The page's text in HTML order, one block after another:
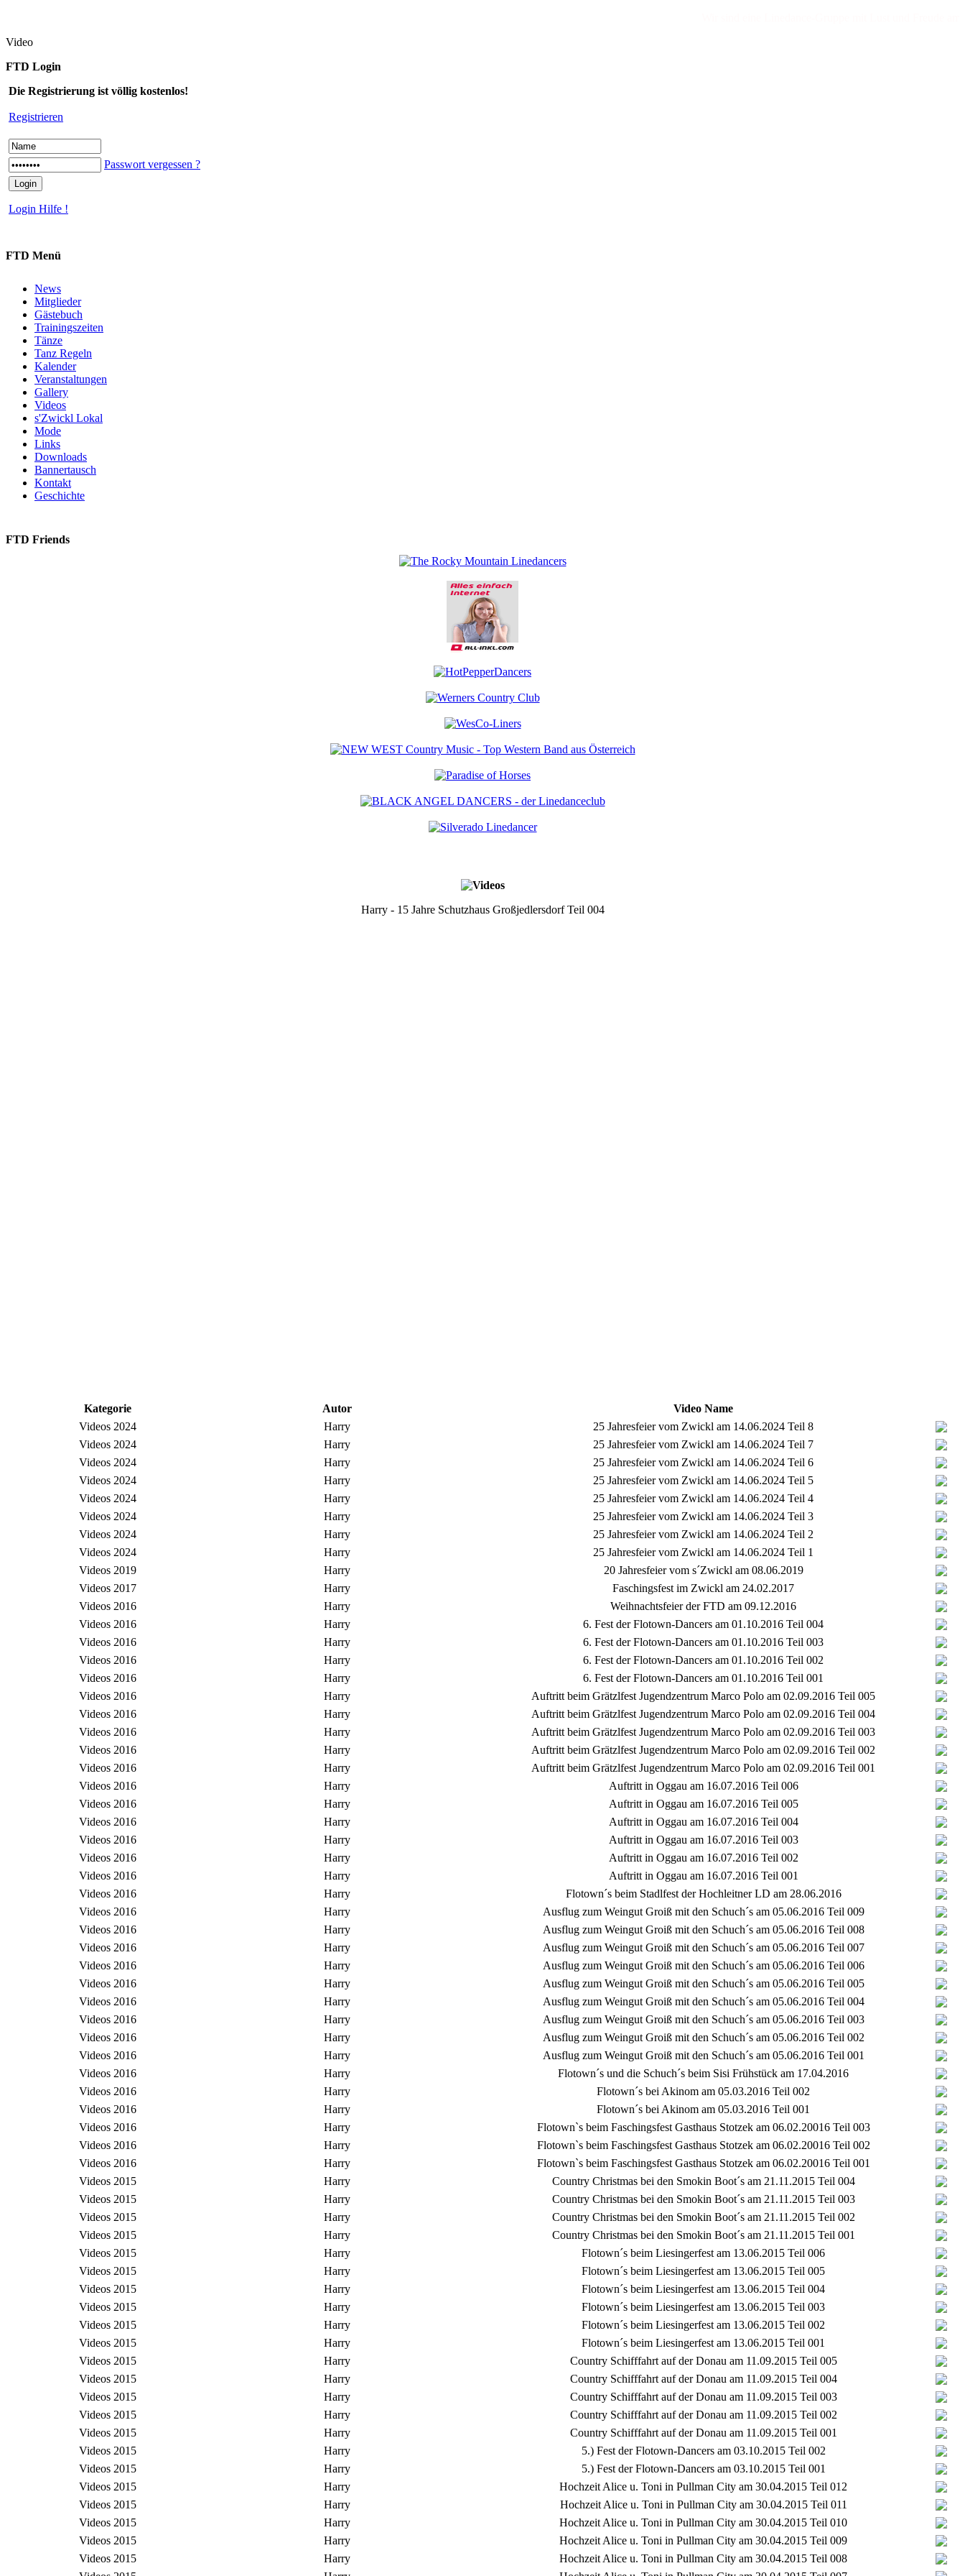
Video
FTD Login
Die Registrierung ist völlig kostenlos!
Registrieren
Passwort vergessen ?
Login Hilfe !
FTD Menü
News
Mitglieder
Gästebuch
Trainingszeiten
Tänze
Tanz Regeln
Kalender
Veranstaltungen
Gallery
Videos
s'Zwickl Lokal
Mode
Links
Downloads
Bannertausch
Kontakt
Geschichte
FTD Friends
Harry - 15 Jahre Schutzhaus Großjedlersdorf Teil 004
Kategorie Autor
Video Name
Videos 2024
Harry
25 Jahresfeier vom Zwickl am 14.06.2024 Teil 8
Videos 2024
Harry
25 Jahresfeier vom Zwickl am 14.06.2024 Teil 7
Videos 2024
Harry
25 Jahresfeier vom Zwickl am 14.06.2024 Teil 6
Videos 2024
Harry
25 Jahresfeier vom Zwickl am 14.06.2024 Teil 5
Videos 2024
Harry
25 Jahresfeier vom Zwickl am 14.06.2024 Teil 4
Videos 2024
Harry
25 Jahresfeier vom Zwickl am 14.06.2024 Teil 3
Videos 2024
Harry
25 Jahresfeier vom Zwickl am 14.06.2024 Teil 2
Videos 2024
Harry
25 Jahresfeier vom Zwickl am 14.06.2024 Teil 1
Videos 2019
Harry
20 Jahresfeier vom s´Zwickl am 08.06.2019
Videos 2017
Harry
Faschingsfest im Zwickl am 24.02.2017
Videos 2016
Harry
Weihnachtsfeier der FTD am 09.12.2016
Videos 2016
Harry
6. Fest der Flotown-Dancers am 01.10.2016 Teil 004
Videos 2016
Harry
6. Fest der Flotown-Dancers am 01.10.2016 Teil 003
Videos 2016
Harry
6. Fest der Flotown-Dancers am 01.10.2016 Teil 002
Videos 2016
Harry
6. Fest der Flotown-Dancers am 01.10.2016 Teil 001
Videos 2016
Harry
Auftritt beim Grätzlfest Jugendzentrum Marco Polo am 02.09.2016 Teil 005
Videos 2016
Harry
Auftritt beim Grätzlfest Jugendzentrum Marco Polo am 02.09.2016 Teil 004
Videos 2016
Harry
Auftritt beim Grätzlfest Jugendzentrum Marco Polo am 02.09.2016 Teil 003
Videos 2016
Harry
Auftritt beim Grätzlfest Jugendzentrum Marco Polo am 02.09.2016 Teil 002
Videos 2016
Harry
Auftritt beim Grätzlfest Jugendzentrum Marco Polo am 02.09.2016 Teil 001
Videos 2016
Harry
Auftritt in Oggau am 16.07.2016 Teil 006
Videos 2016
Harry
Auftritt in Oggau am 16.07.2016 Teil 005
Videos 2016
Harry
Auftritt in Oggau am 16.07.2016 Teil 004
Videos 2016
Harry
Auftritt in Oggau am 16.07.2016 Teil 003
Videos 2016
Harry
Auftritt in Oggau am 16.07.2016 Teil 002
Videos 2016
Harry
Auftritt in Oggau am 16.07.2016 Teil 001
Videos 2016
Harry
Flotown´s beim Stadlfest der Hochleitner LD am 28.06.2016
Videos 2016
Harry
Ausflug zum Weingut Groiß mit den Schuch´s am 05.06.2016 Teil 009
Videos 2016
Harry
Ausflug zum Weingut Groiß mit den Schuch´s am 05.06.2016 Teil 008
Videos 2016
Harry
Ausflug zum Weingut Groiß mit den Schuch´s am 05.06.2016 Teil 007
Videos 2016
Harry
Ausflug zum Weingut Groiß mit den Schuch´s am 05.06.2016 Teil 006
Videos 2016
Harry
Ausflug zum Weingut Groiß mit den Schuch´s am 05.06.2016 Teil 005
Videos 2016
Harry
Ausflug zum Weingut Groiß mit den Schuch´s am 05.06.2016 Teil 004
Videos 2016
Harry
Ausflug zum Weingut Groiß mit den Schuch´s am 05.06.2016 Teil 003
Videos 2016
Harry
Ausflug zum Weingut Groiß mit den Schuch´s am 05.06.2016 Teil 002
Videos 2016
Harry
Ausflug zum Weingut Groiß mit den Schuch´s am 05.06.2016 Teil 001
Videos 2016
Harry
Flotown´s und die Schuch´s beim Sisi Frühstück am 17.04.2016
Videos 2016
Harry
Flotown´s bei Akinom am 05.03.2016 Teil 002
Videos 2016
Harry
Flotown´s bei Akinom am 05.03.2016 Teil 001
Videos 2016
Harry
Flotown`s beim Faschingsfest Gasthaus Stotzek am 06.02.20016 Teil 003
Videos 2016
Harry
Flotown`s beim Faschingsfest Gasthaus Stotzek am 06.02.20016 Teil 002
Videos 2016
Harry
Flotown`s beim Faschingsfest Gasthaus Stotzek am 06.02.20016 Teil 001
Videos 2015
Harry
Country Christmas bei den Smokin Boot´s am 21.11.2015 Teil 004
Videos 2015
Harry
Country Christmas bei den Smokin Boot´s am 21.11.2015 Teil 003
Videos 2015
Harry
Country Christmas bei den Smokin Boot´s am 21.11.2015 Teil 002
Videos 2015
Harry
Country Christmas bei den Smokin Boot´s am 21.11.2015 Teil 001
Videos 2015
Harry
Flotown´s beim Liesingerfest am 13.06.2015 Teil 006
Videos 2015
Harry
Flotown´s beim Liesingerfest am 13.06.2015 Teil 005
Videos 2015
Harry
Flotown´s beim Liesingerfest am 13.06.2015 Teil 004
Videos 2015
Harry
Flotown´s beim Liesingerfest am 13.06.2015 Teil 003
Videos 2015
Harry
Flotown´s beim Liesingerfest am 13.06.2015 Teil 002
Videos 2015
Harry
Flotown´s beim Liesingerfest am 13.06.2015 Teil 001
Videos 2015
Harry
Country Schifffahrt auf der Donau am 11.09.2015 Teil 005
Videos 2015
Harry
Country Schifffahrt auf der Donau am 11.09.2015 Teil 004
Videos 2015
Harry
Country Schifffahrt auf der Donau am 11.09.2015 Teil 003
Videos 2015
Harry
Country Schifffahrt auf der Donau am 11.09.2015 Teil 002
Videos 2015
Harry
Country Schifffahrt auf der Donau am 11.09.2015 Teil 001
Videos 2015
Harry
5.) Fest der Flotown-Dancers am 03.10.2015 Teil 002
Videos 2015
Harry
5.) Fest der Flotown-Dancers am 03.10.2015 Teil 001
Videos 2015
Harry
Hochzeit Alice u. Toni in Pullman City am 30.04.2015 Teil 012
Videos 2015
Harry
Hochzeit Alice u. Toni in Pullman City am 30.04.2015 Teil 011
Videos 2015
Harry
Hochzeit Alice u. Toni in Pullman City am 30.04.2015 Teil 010
Videos 2015
Harry
Hochzeit Alice u. Toni in Pullman City am 30.04.2015 Teil 009
Videos 2015
Harry
Hochzeit Alice u. Toni in Pullman City am 30.04.2015 Teil 008